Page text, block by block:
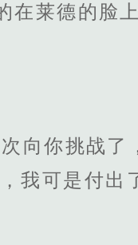
在莱德的脸
向你挑战
我可是付出